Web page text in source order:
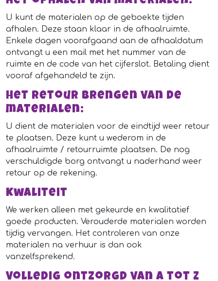
U kunt de materialen op de geboekte tijden
afhalen. Deze staan klaar in de afhaalruimte.
Enkele dagen voorafgaand aan de afhaaldatum
ontvangt u een mail met het nummer van de
ruimte en de code van het cijferslot. Betaling dient
vooraf afgehandeld te zijn.
Het retour brengen van de
materialen:
U dient de materialen voor de eindtijd weer retour
te plaatsen. Deze kunt u wederom in de
afhaalruimte / retourruimte plaatsen. De nog
verschuldigde borg ontvangt u naderhand weer
retour op de rekening.
Kwaliteit
We werken alleen met gekeurde en kwalitatief
goede producten. Verouderde materialen worden
tijdig vervangen. Het controleren van onze
materialen na verhuur is dan ook
vanzelfsprekend.
Volledig ontzorgd van A tot Z